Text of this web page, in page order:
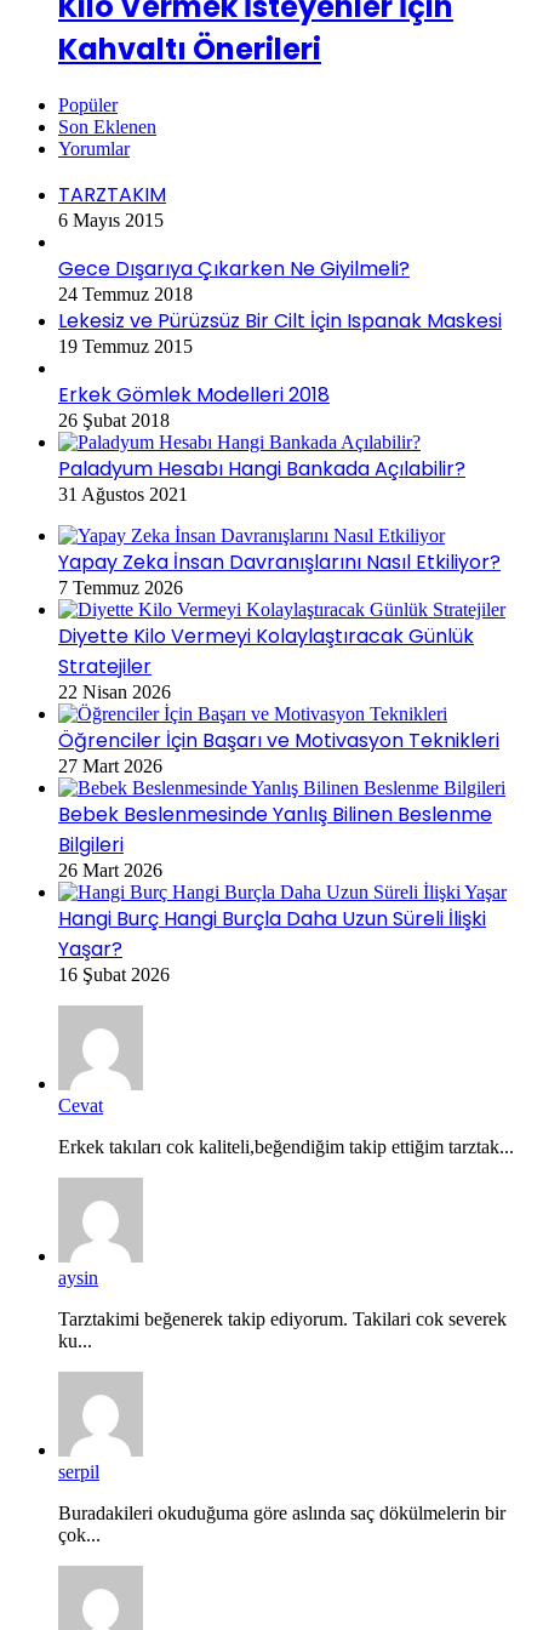
Kahvaltı Önerileri
Popüler
Son Eklenen
Yorumlar
TARZTAKIM
6 Mayıs 2015
Gece Dışarıya Çıkarken Ne Giyilmeli?
24 Temmuz 2018
Lekesiz ve Pürüzsüz Bir Cilt İçin Ispanak Maskesi
19 Temmuz 2015
Erkek Gömlek Modelleri 2018
26 Şubat 2018
Paladyum Hesabı Hangi Bankada Açılabilir?
31 Ağustos 2021
Yapay Zeka İnsan Davranışlarını Nasıl Etkiliyor?
7 Temmuz 2026
Diyette Kilo Vermeyi Kolaylaştıracak Günlük
Stratejiler
22 Nisan 2026
Öğrenciler İçin Başarı ve Motivasyon Teknikleri
27 Mart 2026
Bebek Beslenmesinde Yanlış Bilinen Beslenme
Bilgileri
26 Mart 2026
Hangi Burç Hangi Burçla Daha Uzun Süreli İlişki
Yaşar?
16 Şubat 2026
Cevat
Erkek takıları cok kaliteli,beğendiğim takip ettiğim tarztak...
aysin
Tarztakimi beğenerek takip ediyorum. Takilari cok severek
ku...
serpil
Buradakileri okuduğuma göre aslında saç dökülmelerin bir
çok...